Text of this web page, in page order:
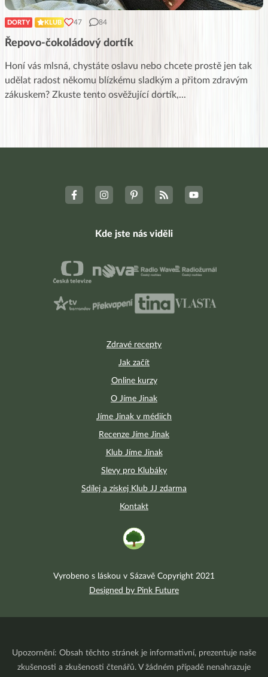
DORTY KLUB 47 84
Řepovo-čokoládový dortík
Honí vás mlsná, chystáte oslavu nebo chcete prostě jen tak
udělat radost někomu blízkému sladkým a přitom zdravým
zákuskem? Zkuste tento osvěžující dortík,...
Zdravé recepty
Jak začít
Online kurzy
O Jíme Jinak
Jíme Jinak v médiích
Recenze Jíme Jinak
Klub Jíme Jinak
Slevy pro Klubáky
Sdílej a získej Klub JJ zdarma
Kontakt
Kde jste nás viděli
Vyrobeno s láskou v Sázavě Copyright 2021
Designed by Pink Future
Upozornění: Obsah těchto stránek je informativní, prezentuje naše
zkušenosti a zkušenosti čtenářů. V žádném případě nenahrazuje